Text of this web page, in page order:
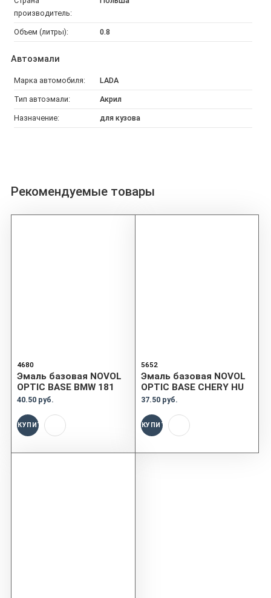
производитель:
Объем (литры): 0.8
Автоэмали
Марка автомобиля: LADA
Тип автоэмали: Акрил
Назначение: для кузова
Рекомендуемые товары
4680
Эмаль базовая NOVOL
OPTIC BASE BMW 181
40.50 руб.
КУПИТЬ
5652
Эмаль базовая NOVOL
OPTIC BASE CHERY HU
37.50 руб.
КУПИТЬ